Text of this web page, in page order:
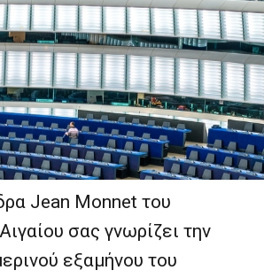
Jean Monnet του
σας γνωρίζει την
εξαμήνου του